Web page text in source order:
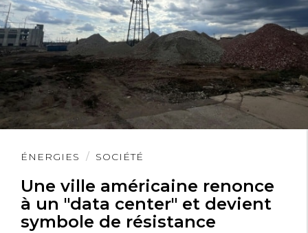
ÉNERGIES SOCIÉTÉ
Une ville américaine renonce
à un "data center" et devient
symbole de résistance
Lire